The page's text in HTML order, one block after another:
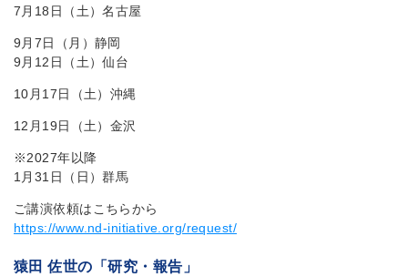
7月18日（土）名古屋
9月7日（月）静岡
9月12日（土）仙台
10月17日（土）沖縄
12月19日（土）金沢
※2027年以降
1月31日（日）群馬
ご講演依頼はこちらから
https://www.nd-initiative.org/request/
猿田 佐世の「研究・報告」